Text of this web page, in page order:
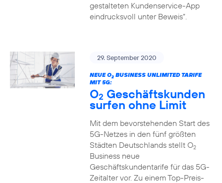
gestalteten Kundenservice-App
eindrucksvoll unter Beweis“.
29. September 2020
NEUE O2BUSINESS UNLIMITED TARIFE
MIT 5G:
O2 Geschäftskunden
surfen ohne Limit
Mit dem bevorstehenden Start des
5G-Netzes in den fünf größten
Städten Deutschlands stellt O2
Business neue
Geschäftskundentarife für das 5G-
Zeitalter vor. Zu einem Top-Preis-